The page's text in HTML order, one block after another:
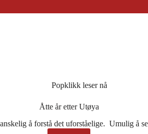
Popklikk leser nå
Åtte år etter Utøya
å forstå det uforståelige. Umulig å